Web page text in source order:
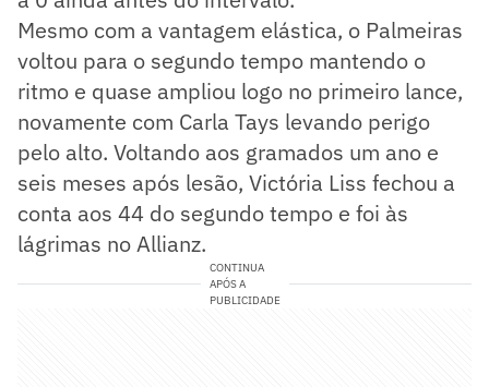
Mesmo com a vantagem elástica, o Palmeiras
voltou para o segundo tempo mantendo o
ritmo e quase ampliou logo no primeiro lance,
novamente com Carla Tays levando perigo
pelo alto. Voltando aos gramados um ano e
seis meses após lesão, Victória Liss fechou a
conta aos 44 do segundo tempo e foi às
lágrimas no Allianz.
CONTINUA
APÓS A
PUBLICIDADE